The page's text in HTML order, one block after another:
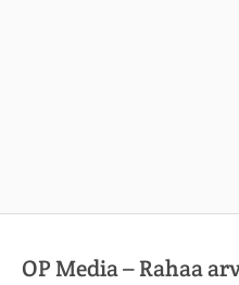
OP Media – Rahaa